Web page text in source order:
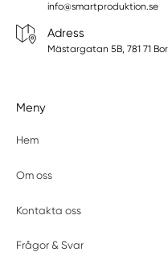
info@smartproduktion.se
Adress
Mästargatan 5B, 781 71
Meny
Hem
Om oss
Kontakta oss
Frågor & Svar